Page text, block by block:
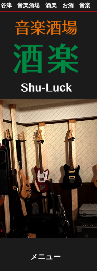
谷津 音楽酒場 酒楽 お酒 音楽
メニュー